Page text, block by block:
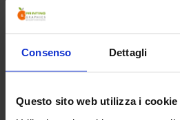
Consenso Dettagli
Questo sito web utilizza i cookie
• Retroilluminazione mediante LED
• Piedini di sostegno
Tag: strutture da larghezza 2 metri